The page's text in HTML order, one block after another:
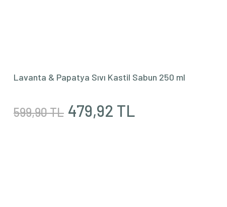
Lavanta & Papatya Sıvı Kastil Sabun 250 ml
599,90 TL 479,92 TL